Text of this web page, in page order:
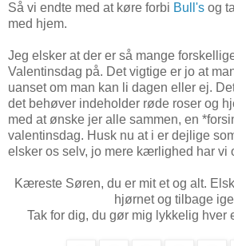
Så vi endte med at køre forbi Bull's og
med hjem.
Jeg elsker at der er så mange
Valentinsdag på. Det vigtige er jo at
uanset om man kan li dagen eller ej.
det behøver indeholder røde roser og
med at ønske jer alle sammen, en
valentinsdag. Husk nu at i er dejlige
elsker os selv, jo mere kærlighed har vi
Kæreste Søren, du er mit et og alt.
hjørnet og tilbage
Tak for dig, du gør mig lykkelig hver